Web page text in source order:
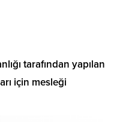
tarafından yapılan
için mesleği